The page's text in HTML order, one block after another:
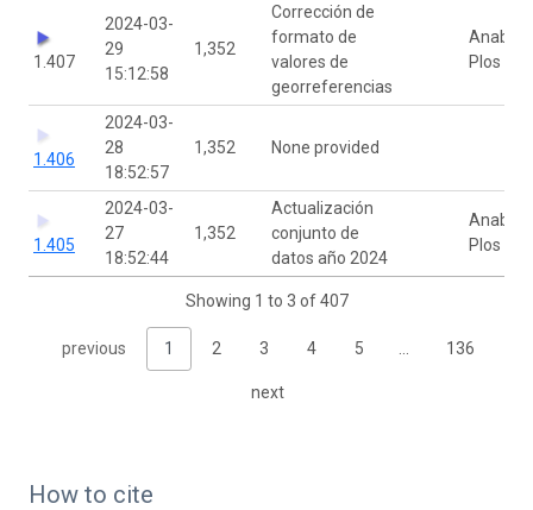
1.407
2024-03-
29
15:12:58
1,352
Corrección de
formato de
valores de
georreferencias
Anabela
Plos
1.406
2024-03-
28
18:52:57
1,352 None provided
1.405
2024-03-
27
18:52:44
1,352
Actualización
conjunto de
datos año 2024
Anabela
Plos
Showing 1 to 3 of 407
previous 1 2 3 4 5 136
next
How to cite